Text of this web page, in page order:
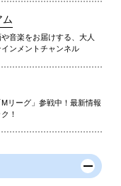
ム
音楽をお届けする、大人
ンメントチャンネル
リーグ」参戦中！最新情報
！